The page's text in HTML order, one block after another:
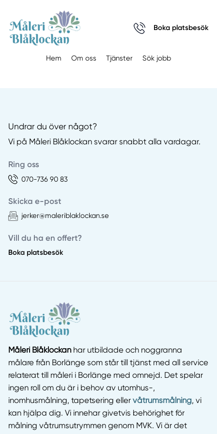
Boka platsbesök
Hem Om oss Tjänster Sök jobb
Undrar du över något?
Vi på Måleri Blåklockan svarar snabbt alla vardagar.
Ring oss
070-736 90 83
Skicka e-post
jerker@maleriblaklockan.se
Vill du ha en offert?
Boka platsbesök
Måleri Blåklockanhar utbildade och noggranna
målare från Borlänge som står till tjänst med all service
relaterat till måleri i Borlänge med omnejd. Det spelar
ingen roll om du är i behov av utomhus-,
inomhusmålning, tapetsering eller våtrumsmålning, vi
kan hjälpa dig. Vi innehar givetvis behörighet för
målning våtrumsutrymmen genom MVK. Vi är det